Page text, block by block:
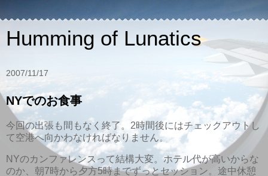
Humming of Lunatics
2007/11/17
NYでのお食事
今回の出張も間もなく終了。2時間後にはチェックアウトし
て空港へ向かわなければなりません。
NYのカンファレンスって結構大変。ホテル代が高いからな
のか、朝7時から夕方5時までずっとセッション。途中休憩